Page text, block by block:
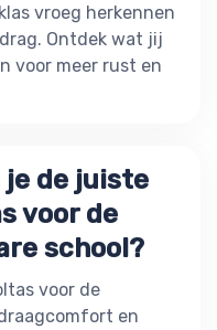
vroeg herkennen
Ontdek wat jij
voor meer rust en
je de juiste
voor de
school?
voor de
en